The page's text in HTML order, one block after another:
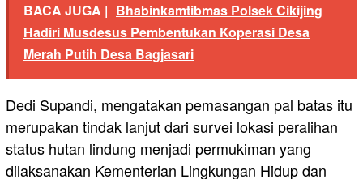
BACA JUGA | Bhabinkamtibmas Polsek Cikijing
Hadiri Musdesus Pembentukan Koperasi Desa
Merah Putih Desa Bagjasari
Dedi Supandi, mengatakan pemasangan pal batas itu
merupakan tindak lanjut dari survei lokasi peralihan
status hutan lindung menjadi permukiman yang
dilaksanakan Kementerian Lingkungan Hidup dan